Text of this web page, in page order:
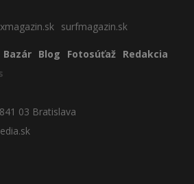
surfmagazin.sk
Bazár Blog Fotosúťaž Redakcia
03 Bratislava